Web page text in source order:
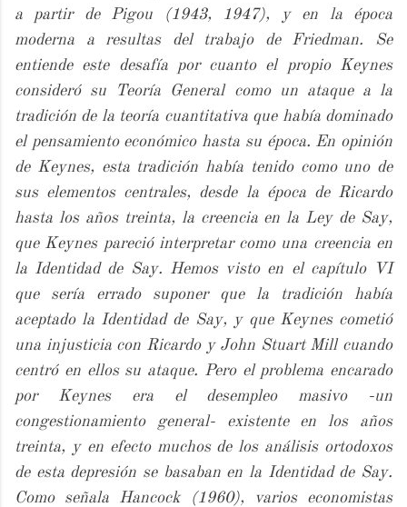
a partir de Pigou (1943, 1947), y en la época
moderna a resultas del trabajo de Friedman. Se
entiende este desafía por cuanto el propio Keynes
consideró su Teoría General como un ataque a la
tradición de la teoría cuantitativa que había dominado
el pensamiento económico hasta su época. En opinión
de Keynes, esta tradición había tenido como uno de
sus elementos centrales, desde la época de Ricardo
hasta los años treinta, la creencia en la Ley de Say,
que Keynes pareció interpretar como una creencia en
la Identidad de Say. Hemos visto en el capítulo VI
que sería errado suponer que la tradición había
aceptado la Identidad de Say, y que Keynes cometió
una injusticia con Ricardo y John Stuart Mill cuando
centró en ellos su ataque. Pero el problema encarado
por Keynes era el desempleo masivo -un
congestionamiento general- existente en los años
treinta, y en efecto muchos de los análisis ortodoxos
de esta depresión se basaban en la Identidad de Say.
Como señala Hancock (1960), varios economistas